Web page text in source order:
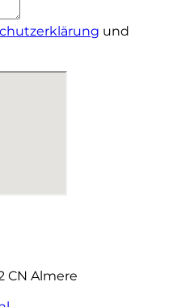
und
CN Almere